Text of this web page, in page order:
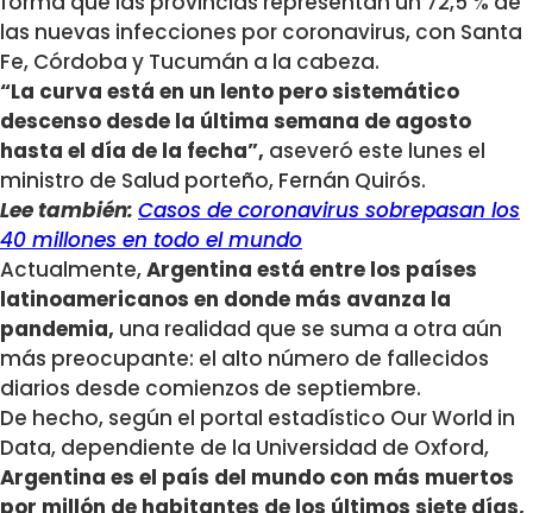
las nuevas infecciones por coronavirus, con Santa
Fe, Córdoba y Tucumán a la cabeza.
“La curva está en un lento pero sistemático
descenso desde la última semana de agosto
hasta el día de la fecha”, aseveró este lunes el
ministro de Salud porteño, Fernán Quirós.
Lee también: Casos de coronavirus sobrepasan los
40 millones en todo el mundo
Actualmente,Argentina está entre los países
latinoamericanos en donde más avanza la
pandemia, una realidad que se suma a otra aún
más preocupante: el alto número de fallecidos
diarios desde comienzos de septiembre.
De hecho, según el portal estadístico Our World in
Data, dependiente de la Universidad de Oxford,
Argentina es el país del mundo con más muertos
por millón de habitantes de los últimos siete días,